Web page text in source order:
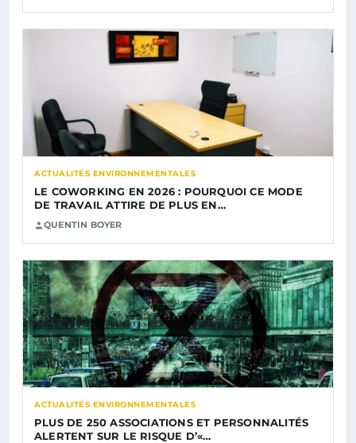
ACTUALITÉS ENVIRONNEMENTALES
LE COWORKING EN 2026 : POURQUOI CE MODE
DE TRAVAIL ATTIRE DE PLUS EN…
QUENTIN BOYER
ACTUALITÉS ENVIRONNEMENTALES
PLUS DE 250 ASSOCIATIONS ET PERSONNALITÉS
ALERTENT SUR LE RISQUE D’«…